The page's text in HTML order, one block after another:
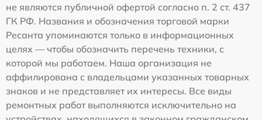
не являются публичной офертой согласно п. 2 ст. 437
ГК РФ. Названия и обозначения торговой марки
Ресанта упоминаются только в информационных
целях — чтобы обозначить перечень техники, с
которой мы работаем. Наша организация не
аффилирована с владельцами указанных товарных
знаков и не представляет их интересы. Все виды
ремонтных работ выполняются исключительно на